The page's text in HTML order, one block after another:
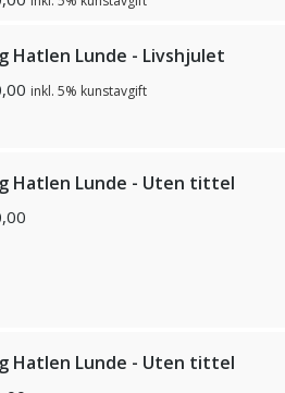
Hatlen Lunde - Livshjulet
inkl. 5% kunstavgift
Hatlen Lunde - Uten tittel
Hatlen Lunde - Uten tittel